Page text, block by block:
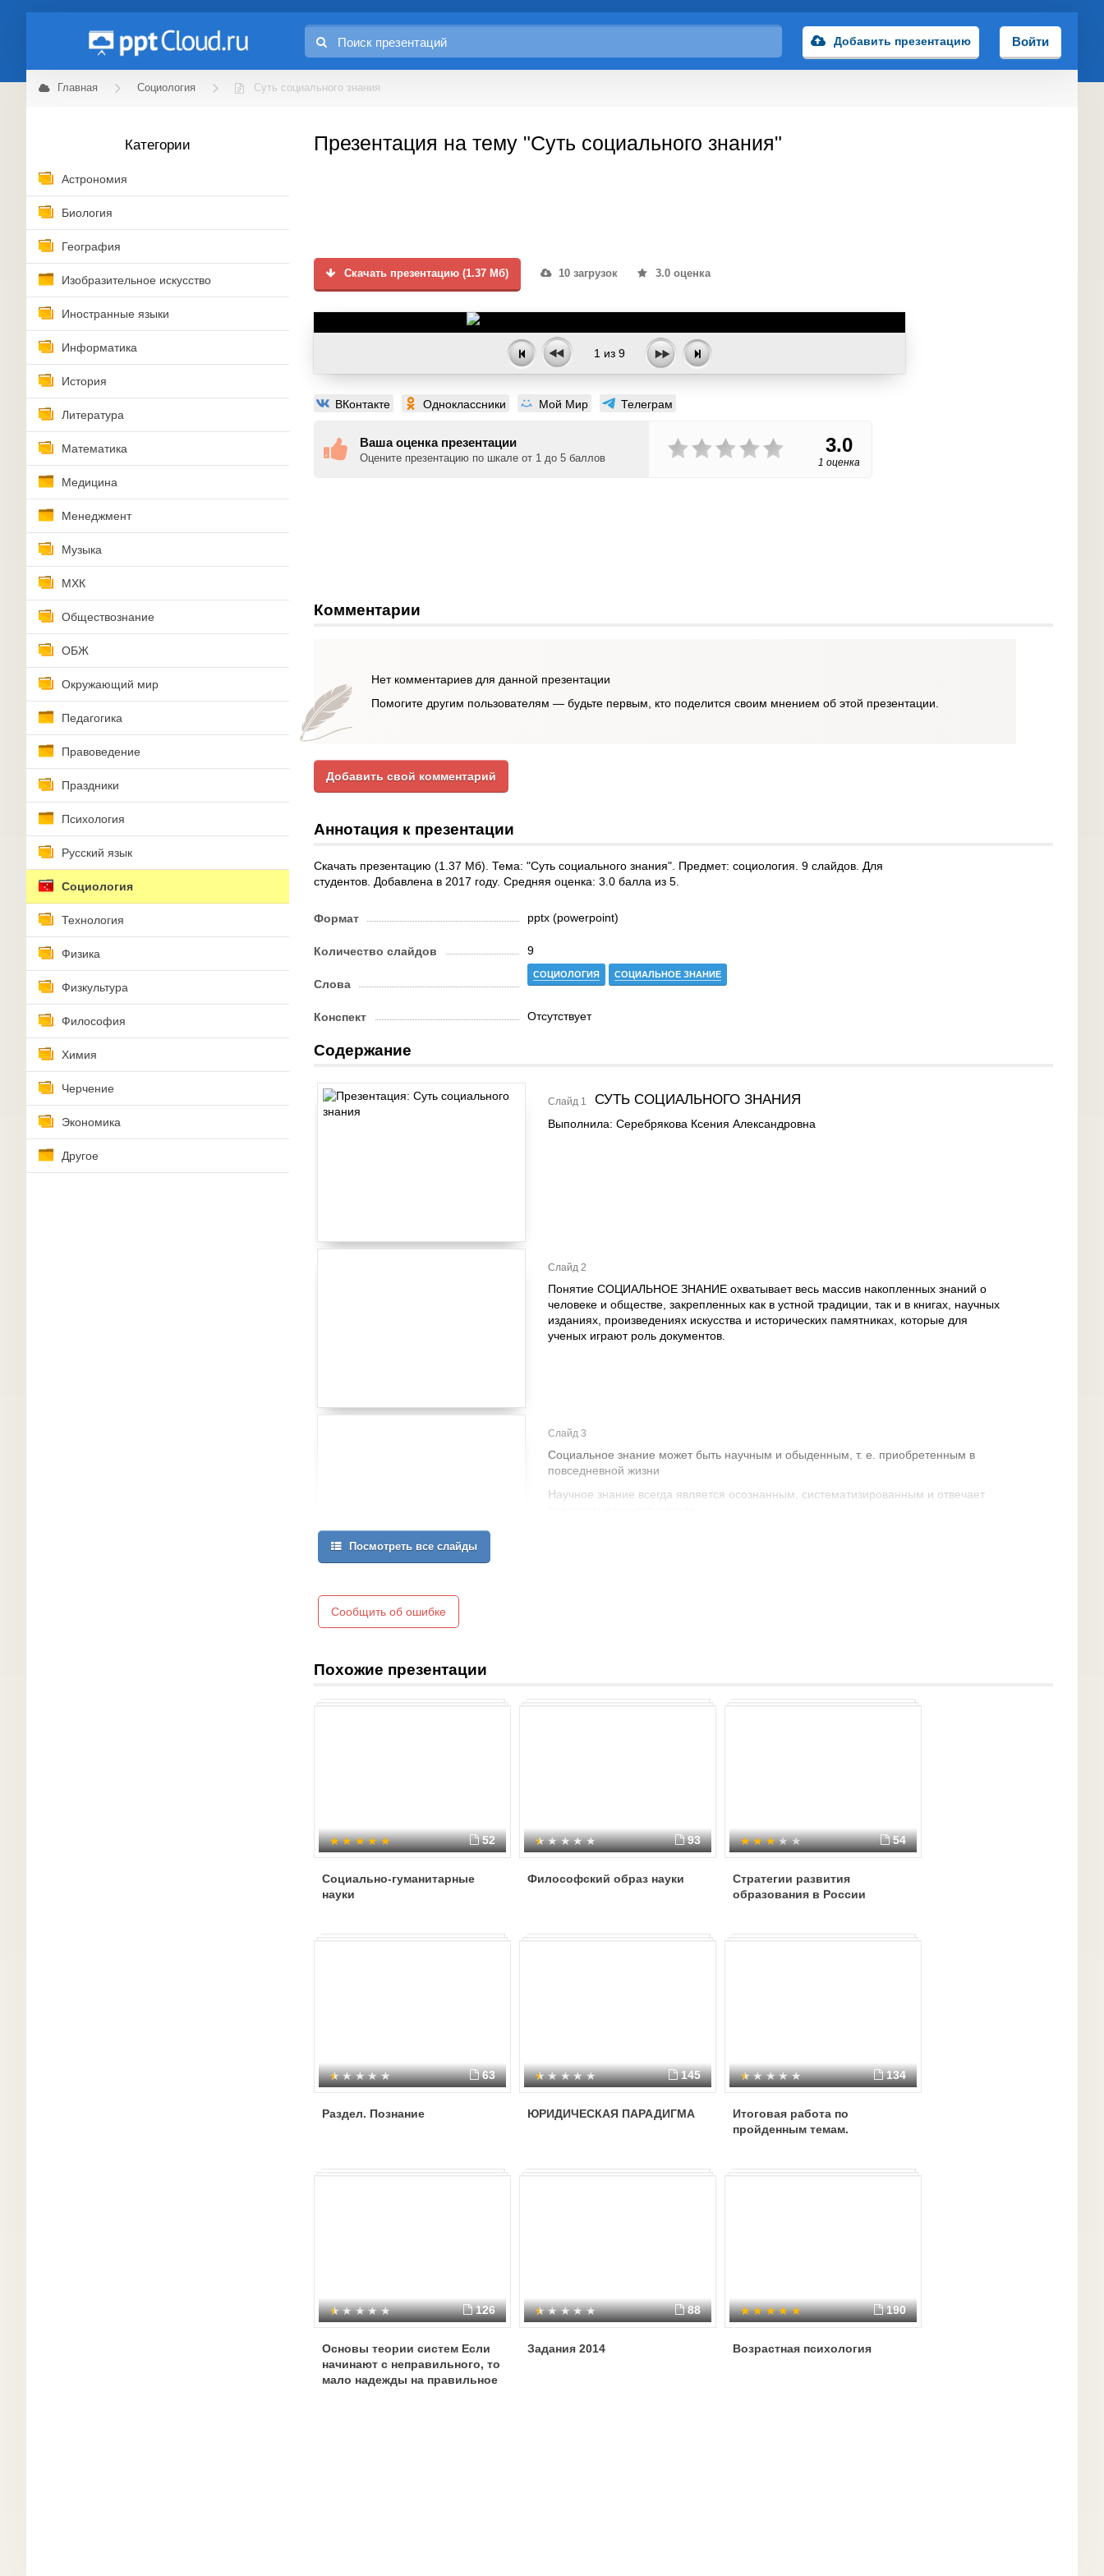
Добавить презентацию Войти
Главная Социология Суть социального знания
Категории
Астрономия
Биология
География
Изобразительное искусство
Иностранные языки
Информатика
История
Литература
Математика
Медицина
Менеджмент
Музыка
МХК
Обществознание
ОБЖ
Окружающий мир
Педагогика
Правоведение
Праздники
Психология
Русский язык
Социология
Технология
Физика
Физкультура
Философия
Химия
Черчение
Экономика
Другое
Презентация на тему "Суть социального знания"
Скачать презентацию (1.37 Мб) 10 загрузок 3.0 оценка
1 из 9
ВКонтакте Одноклассники Мой Мир Телеграм
Ваша оценка презентации
Оцените презентацию по шкале от 1 до 5 баллов
3.0
1 оценка
Комментарии
Нет комментариев для данной презентации
Помогите другим пользователям — будьте первым, кто поделится своим мнением об этой презентации.
Добавить свой комментарий
Аннотация к презентации
Скачать презентацию (1.37 Мб). Тема: "Суть социального знания". Предмет: социология. 9 слайдов. Для
студентов. Добавлена в 2017 году. Средняя оценка: 3.0 балла из 5.
Формат pptx (powerpoint)
Количество слайдов 9
Слова
СОЦИОЛОГИЯ СОЦИАЛЬНОЕ ЗНАНИЕ
Конспект Отсутствует
Содержание
Слайд 1 СУТЬ СОЦИАЛЬНОГО ЗНАНИЯ
Выполнила: Серебрякова Ксения Александровна
Слайд 2
Понятие СОЦИАЛЬНОЕ ЗНАНИЕ охватывает весь массив накопленных знаний о
человеке и обществе, закрепленных как в устной традиции, так и в книгах, научных
изданиях, произведениях искусства и исторических памятниках, которые для
ученых играют роль документов.
Слайд 3
Социальное знание может быть научным и обыденным, т. е. приобретенным в
повседневной жизни
Научное знание всегда является осознанным, систематизированным и отвечает
Посмотреть все слайды
Сообщить об ошибке
Похожие презентации
52
Социально-гуманитарные
науки
93
Философский образ науки
54
Стратегии развития
образования в России
63
Раздел. Познание
145
ЮРИДИЧЕСКАЯ ПАРАДИГМА
134
Итоговая работа по
пройденным темам.
126
Основы теории систем Если
начинают с неправильного, то
мало надежды на правильное
88
Задания 2014
190
Возрастная психология